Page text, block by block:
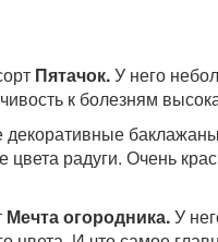
Пятачок.У него
к болезням
декоративные
радуги. Очень
Мечта огородника.У